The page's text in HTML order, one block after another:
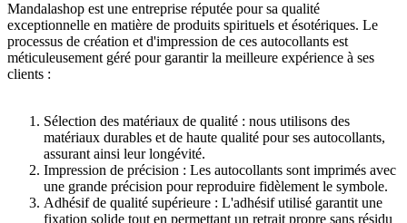
Mandalashop est une entreprise réputée pour sa qualité
exceptionnelle en matière de produits spirituels et ésotériques. Le
processus de création et d'impression de ces autocollants est
méticuleusement géré pour garantir la meilleure expérience à ses
clients :
Sélection des matériaux de qualité : nous utilisons des
matériaux durables et de haute qualité pour ses autocollants,
assurant ainsi leur longévité.
Impression de précision : Les autocollants sont imprimés avec
une grande précision pour reproduire fidèlement le symbole.
Adhésif de qualité supérieure : L'adhésif utilisé garantit une
fixation solide tout en permettant un retrait propre sans résidu